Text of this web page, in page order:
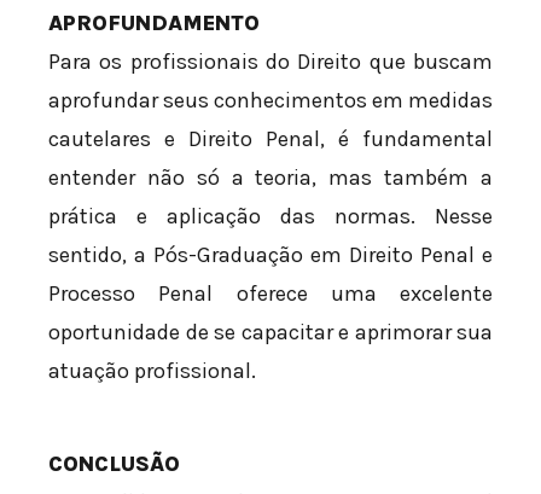
APROFUNDAMENTO
Para os profissionais do Direito que buscam
aprofundar seus conhecimentos em medidas
cautelares e Direito Penal, é fundamental
entender não só a teoria, mas também a
prática e aplicação das normas. Nesse
sentido, a Pós-Graduação em Direito Penal e
Processo Penal oferece uma excelente
oportunidade de se capacitar e aprimorar sua
atuação profissional.
CONCLUSÃO